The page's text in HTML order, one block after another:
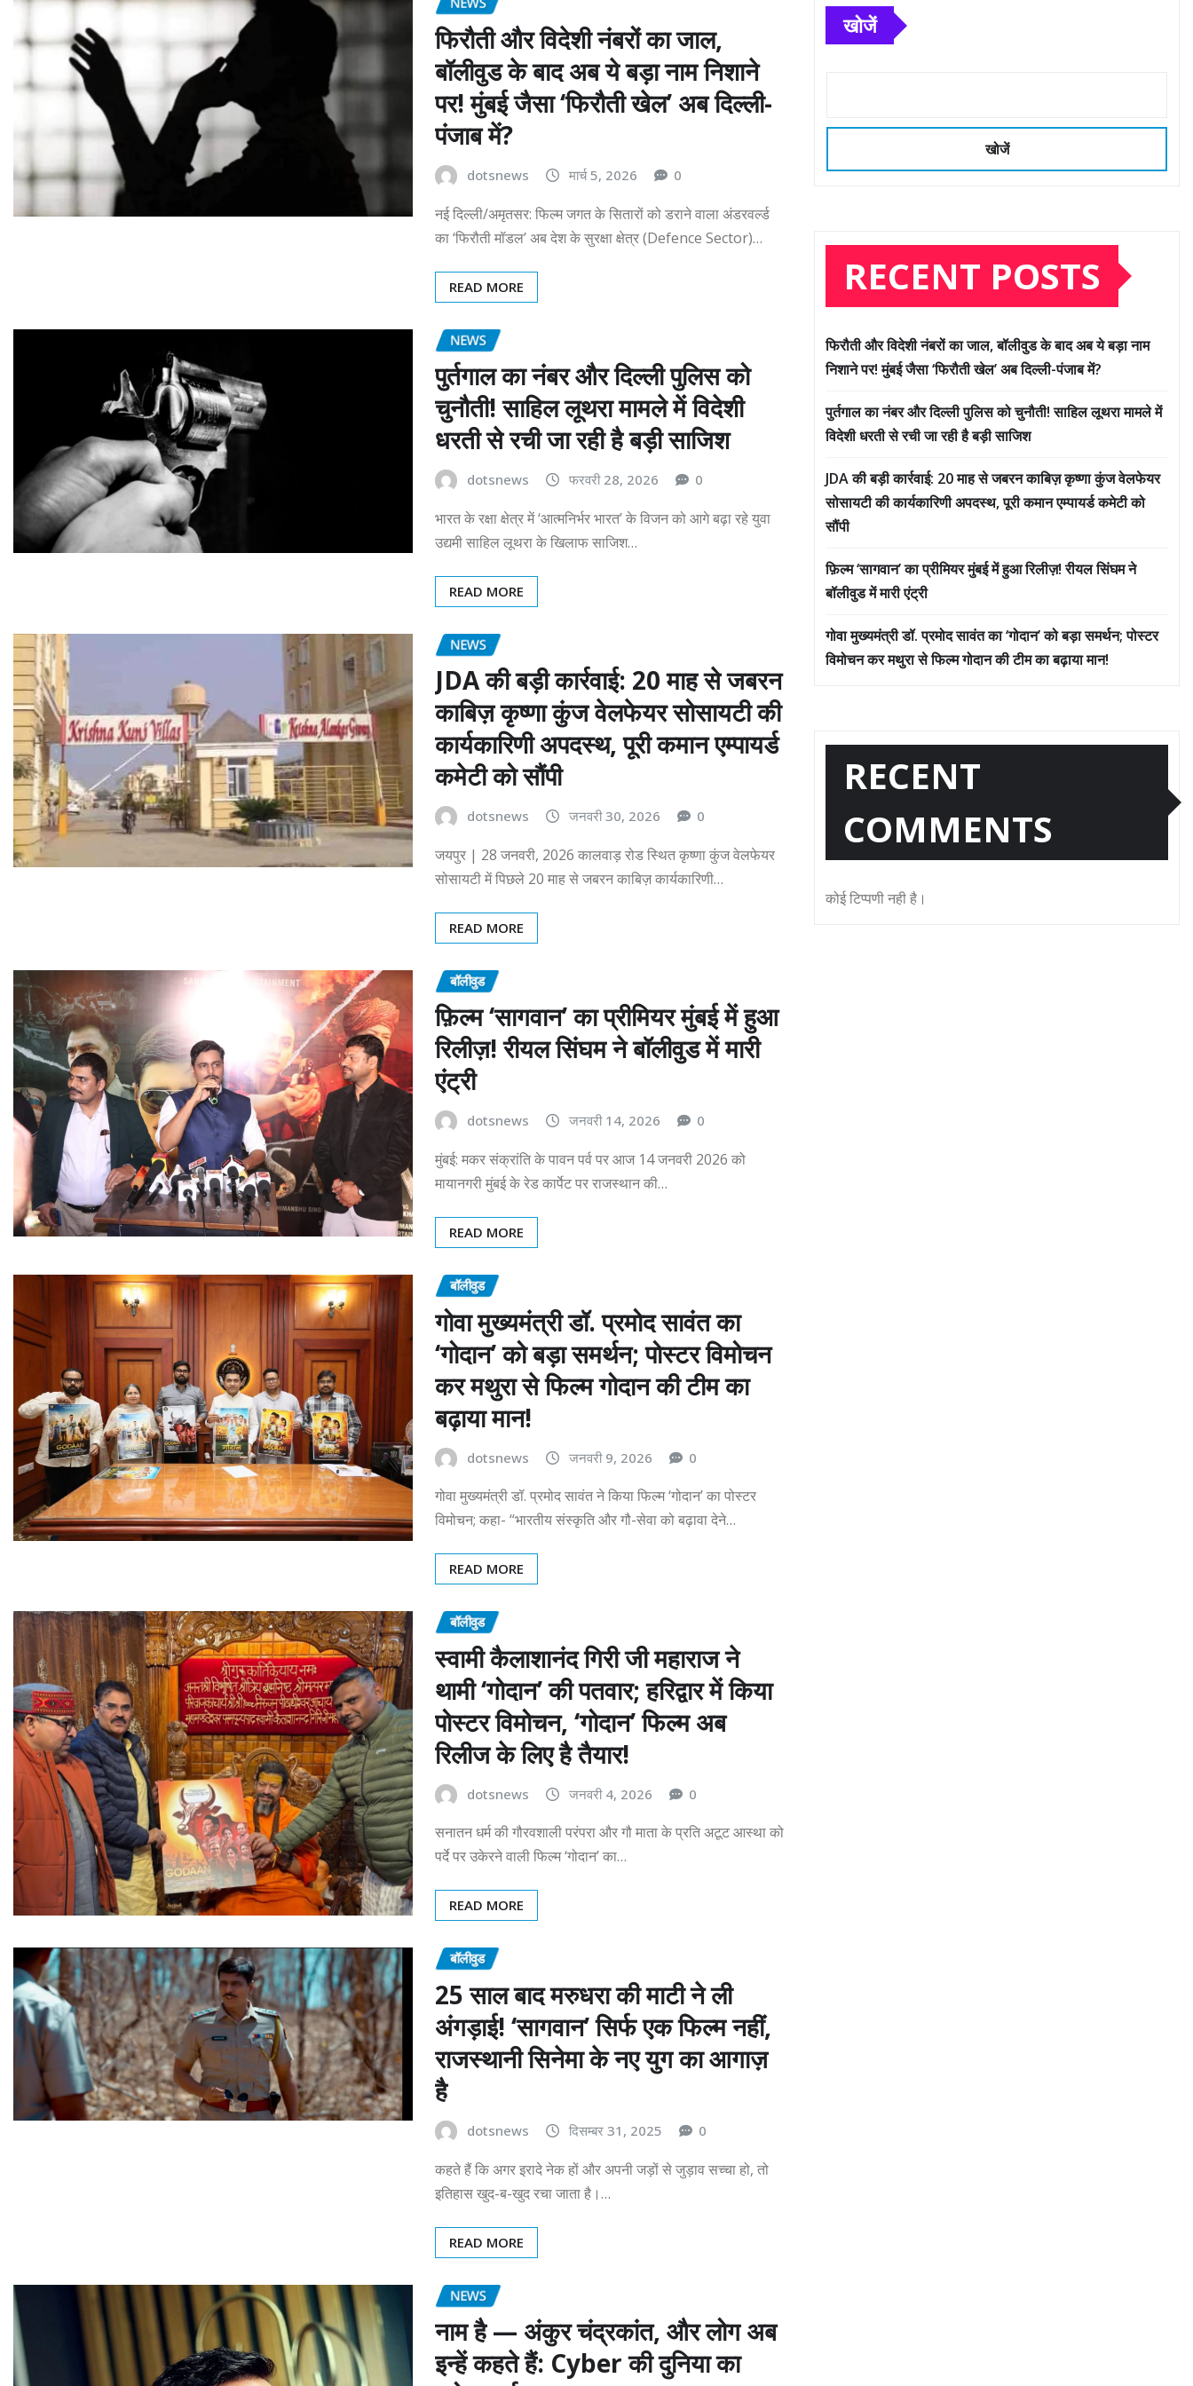
फिरौती और विदेशी नंबरों का जाल,
बॉलीवुड के बाद अब ये बड़ा नाम निशाने
पर! मुंबई जैसा ‘फिरौती खेल’ अब दिल्ली-
पंजाब में?
dotsnews मार्च 5, 2026 0
नई दिल्ली/अमृतसर: फिल्म जगत के सितारों को डराने वाला अंडरवर्ल्ड
का ‘फिरौती मॉडल’ अब देश के सुरक्षा क्षेत्र (Defence Sector)…
READ MORE
NEWS
पुर्तगाल का नंबर और दिल्ली पुलिस को
चुनौती! साहिल लूथरा मामले में विदेशी
धरती से रची जा रही है बड़ी साजिश
dotsnews फरवरी 28, 2026 0
भारत के रक्षा क्षेत्र में ‘आत्मनिर्भर भारत’ के विजन को आगे बढ़ा रहे युवा
उद्यमी साहिल लूथरा के खिलाफ साजिश…
READ MORE
NEWS
JDA की बड़ी कार्रवाई: 20 माह से जबरन
काबिज़ कृष्णा कुंज वेलफेयर सोसायटी की
कार्यकारिणी अपदस्थ, पूरी कमान एम्पायर्ड
कमेटी को सौंपी
dotsnews जनवरी 30, 2026 0
जयपुर | 28 जनवरी, 2026 कालवाड़ रोड स्थित कृष्णा कुंज वेलफेयर
सोसायटी में पिछले 20 माह से जबरन काबिज़ कार्यकारिणी…
READ MORE
बॉलीवुड
फ़िल्म ‘सागवान’ का प्रीमियर मुंबई में हुआ
रिलीज़! रीयल सिंघम ने बॉलीवुड में मारी
एंट्री
dotsnews जनवरी 14, 2026 0
मुंबई: मकर संक्रांति के पावन पर्व पर आज 14 जनवरी 2026 को
मायानगरी मुंबई के रेड कार्पेट पर राजस्थान की…
READ MORE
बॉलीवुड
गोवा मुख्यमंत्री डॉ. प्रमोद सावंत का
‘गोदान’ को बड़ा समर्थन; पोस्टर विमोचन
कर मथुरा से फिल्म गोदान की टीम का
बढ़ाया मान!
dotsnews जनवरी 9, 2026 0
गोवा मुख्यमंत्री डॉ. प्रमोद सावंत ने किया फिल्म ‘गोदान’ का पोस्टर
विमोचन; कहा- “भारतीय संस्कृति और गौ-सेवा को बढ़ावा देने…
READ MORE
बॉलीवुड
स्वामी कैलाशानंद गिरी जी महाराज ने
थामी ‘गोदान’ की पतवार; हरिद्वार में किया
पोस्टर विमोचन, ‘गोदान’ फिल्म अब
रिलीज के लिए है तैयार!
dotsnews जनवरी 4, 2026 0
सनातन धर्म की गौरवशाली परंपरा और गौ माता के प्रति अटूट आस्था को
पर्दे पर उकेरने वाली फिल्म ‘गोदान’ का…
READ MORE
बॉलीवुड
25 साल बाद मरुधरा की माटी ने ली
अंगड़ाई! ‘सागवान’ सिर्फ एक फिल्म नहीं,
राजस्थानी सिनेमा के नए युग का आगाज़
है
dotsnews दिसम्बर 31, 2025 0
कहते हैं कि अगर इरादे नेक हों और अपनी जड़ों से जुड़ाव सच्चा हो, तो
इतिहास खुद-ब-खुद रचा जाता है।…
READ MORE
NEWS
नाम है — अंकुर चंद्रकांत, और लोग अब
इन्हें कहते हैं: Cyber की दुनिया का
खोजें
खोजें
RECENT POSTS
फिरौती और विदेशी नंबरों का जाल, बॉलीवुड के बाद अब ये बड़ा नाम
निशाने पर! मुंबई जैसा ‘फिरौती खेल’ अब दिल्ली-पंजाब में?
पुर्तगाल का नंबर और दिल्ली पुलिस को चुनौती! साहिल लूथरा मामले में
विदेशी धरती से रची जा रही है बड़ी साजिश
JDA की बड़ी कार्रवाई: 20 माह से जबरन काबिज़ कृष्णा कुंज वेलफेयर
सोसायटी की कार्यकारिणी अपदस्थ, पूरी कमान एम्पायर्ड कमेटी को
सौंपी
फ़िल्म ‘सागवान’ का प्रीमियर मुंबई में हुआ रिलीज़! रीयल सिंघम ने
बॉलीवुड में मारी एंट्री
गोवा मुख्यमंत्री डॉ. प्रमोद सावंत का ‘गोदान’ को बड़ा समर्थन; पोस्टर
विमोचन कर मथुरा से फिल्म गोदान की टीम का बढ़ाया मान!
RECENT
COMMENTS
कोई टिप्पणी नही है।